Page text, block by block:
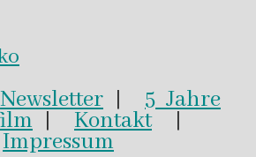
Newsletter | 5 Jahre
| Kontakt|
Impressum